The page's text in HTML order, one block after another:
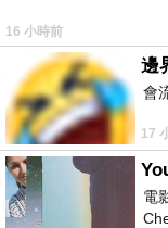
⊕潘文
華的商業街上，有兩家
16 小時前
邊
會
17
電